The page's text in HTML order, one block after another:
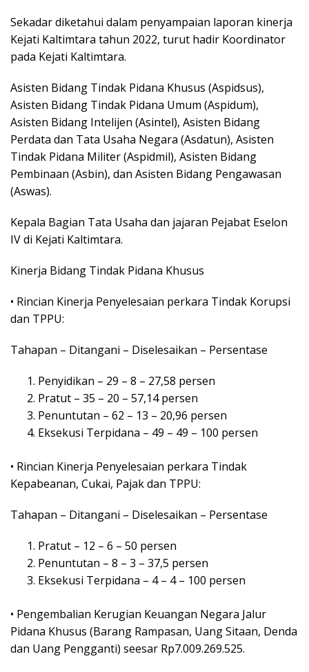
Sekadar diketahui dalam penyampaian laporan kinerja
Kejati Kaltimtara tahun 2022, turut hadir Koordinator
pada Kejati Kaltimtara.
Asisten Bidang Tindak Pidana Khusus (Aspidsus),
Asisten Bidang Tindak Pidana Umum (Aspidum),
Asisten Bidang Intelijen (Asintel), Asisten Bidang
Perdata dan Tata Usaha Negara (Asdatun), Asisten
Tindak Pidana Militer (Aspidmil), Asisten Bidang
Pembinaan (Asbin), dan Asisten Bidang Pengawasan
(Aswas).
Kepala Bagian Tata Usaha dan jajaran Pejabat Eselon
IV di Kejati Kaltimtara.
Kinerja Bidang Tindak Pidana Khusus
• Rincian Kinerja Penyelesaian perkara Tindak Korupsi
dan TPPU:
Tahapan – Ditangani – Diselesaikan – Persentase
Penyidikan – 29 – 8 – 27,58 persen
Pratut – 35 – 20 – 57,14 persen
Penuntutan – 62 – 13 – 20,96 persen
Eksekusi Terpidana – 49 – 49 – 100 persen
• Rincian Kinerja Penyelesaian perkara Tindak
Kepabeanan, Cukai, Pajak dan TPPU:
Tahapan – Ditangani – Diselesaikan – Persentase
Pratut – 12 – 6 – 50 persen
Penuntutan – 8 – 3 – 37,5 persen
Eksekusi Terpidana – 4 – 4 – 100 persen
• Pengembalian Kerugian Keuangan Negara Jalur
Pidana Khusus (Barang Rampasan, Uang Sitaan, Denda
dan Uang Pengganti) seesar Rp7.009.269.525.